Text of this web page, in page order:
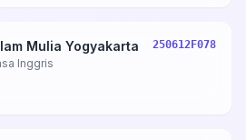
Mulia Yogyakarta
Inggris
250612F078